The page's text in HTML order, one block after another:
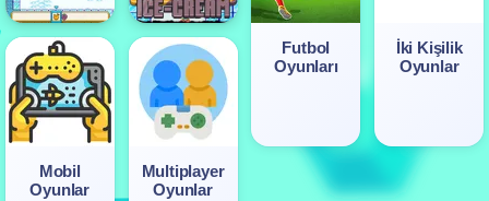
Futbol
Oyunları
İki Kişilik
Oyunlar
Mobil
Oyunlar
Multiplayer
Oyunlar